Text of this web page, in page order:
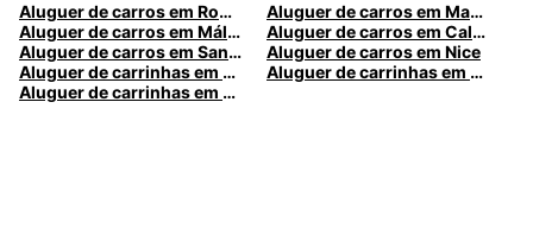
Aluguer de carros em Roma
Aluguer de carros em Madrid
Aluguer de carros em Málaga
Aluguer de carros em Caldas da Rainha
Aluguer de carros em Santa Maria da Feira
Aluguer de carros em Nice
Aluguer de carrinhas em Nice
Aluguer de carrinhas em Santa Maria da Feira
Aluguer de carrinhas em Caldas da Rainha